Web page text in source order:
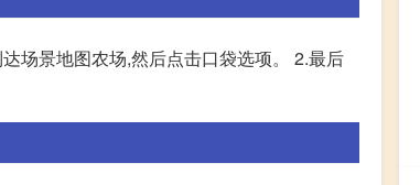
场景地图农场,然后点击口袋选项。 2.最后